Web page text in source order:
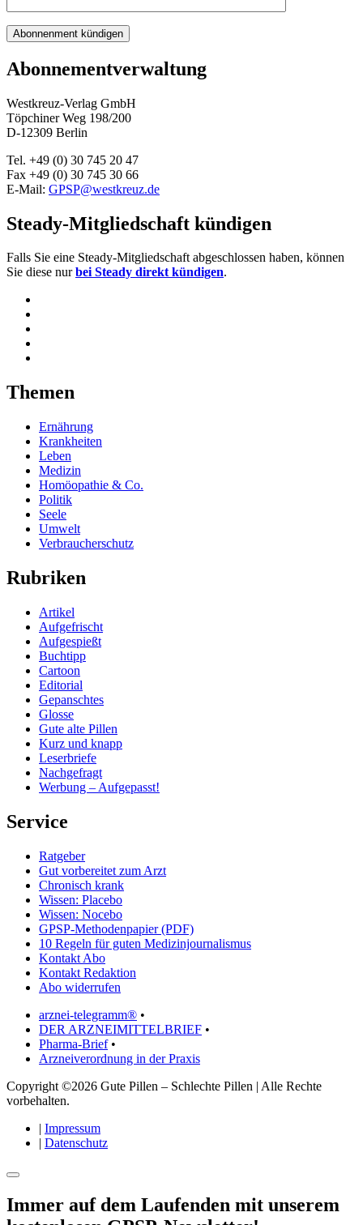
Abonnementverwaltung
Westkreuz-Verlag GmbH
Töpchiner Weg 198/200
D-12309 Berlin
Tel. +49 (0) 30 745 20 47
Fax +49 (0) 30 745 30 66
E-Mail: GPSP@westkreuz.de
Steady-Mitgliedschaft kündigen
Falls Sie eine Steady-Mitgliedschaft abgeschlossen haben, können
Sie diese nurbei Steady direkt kündigen.
Themen
Ernährung
Krankheiten
Leben
Medizin
Homöopathie & Co.
Politik
Seele
Umwelt
Verbraucherschutz
Rubriken
Artikel
Aufgefrischt
Aufgespießt
Buchtipp
Cartoon
Editorial
Gepanschtes
Glosse
Gute alte Pillen
Kurz und knapp
Leserbriefe
Nachgefragt
Werbung – Aufgepasst!
Service
Ratgeber
Gut vorbereitet zum Arzt
Chronisch krank
Wissen: Placebo
Wissen: Nocebo
GPSP-Methodenpapier (PDF)
10 Regeln für guten Medizinjournalismus
Kontakt Abo
Kontakt Redaktion
Abo widerrufen
arznei-telegramm® •
DER ARZNEIMITTELBRIEF •
Pharma-Brief•
Arzneiverordnung in der Praxis
Copyright ©2026 Gute Pillen – Schlechte Pillen | Alle Rechte
vorbehalten.
| Impressum
| Datenschutz
Immer auf dem Laufenden mit unserem